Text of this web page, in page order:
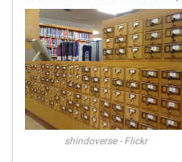
shindoverse - Flickr